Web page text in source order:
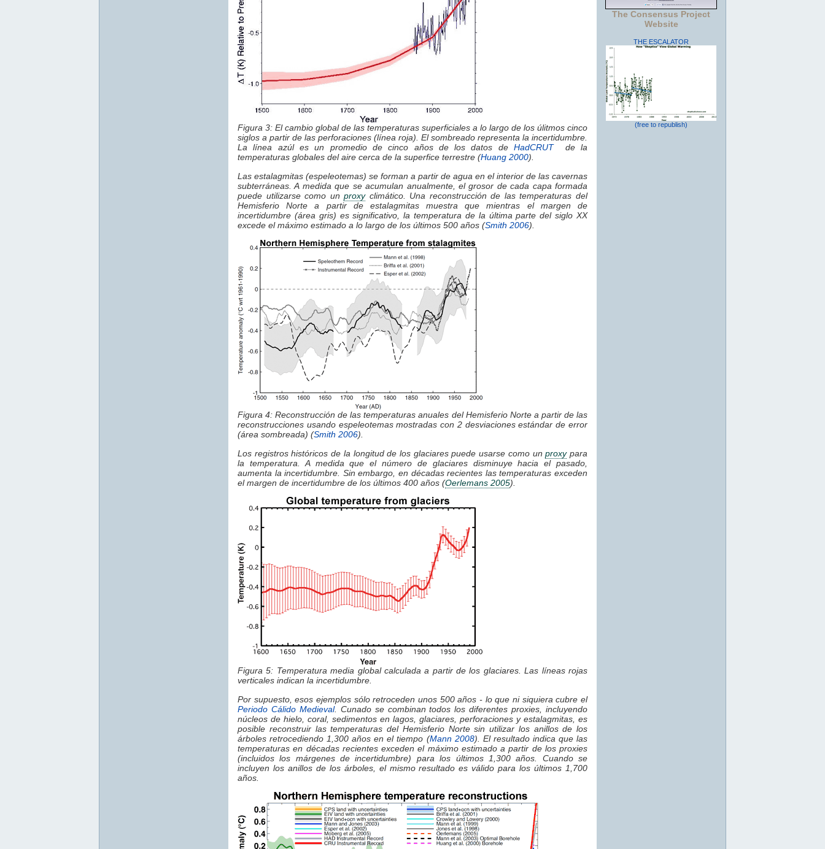
Figura 3: El cambio global de las temperaturas superficiales a lo largo de los úlitmos cinco
siglos a partir de las perforaciones (línea roja). El sombreado representa la incertidumbre.
La línea azúl es un promedio de cinco años de los datos deHadCRUTde la
temperaturas globales del aire cerca de la superfice terrestre (Huang 2000).
Las estalagmitas (espeleotemas) se forman a partir de agua en el interior de las cavernas
subterráneas. A medida que se acumulan anualmente, el grosor de cada capa formada
puede utilizarse como unproxyclimático. Una reconstrucción de las temperaturas del
Hemisferio Norte a partir de estalagmitas muestra que mientras el margen de
incertidumbre (área gris) es significativo, la temperatura de la última parte del siglo XX
excede el máximo estimado a lo largo de los últimos 500 años (Smith 2006).
Figura 4: Reconstrucción de las temperaturas anuales del Hemisferio Norte a partir de las
reconstrucciones usando espeleotemas mostradas con 2 desviaciones estándar de error
(área sombreada) (Smith 2006).
Los registros históricos de la longitud de los glaciares puede usarse como unproxypara
la temperatura. A medida que el número de glaciares disminuye hacia el pasado,
aumenta la incertidumbre. Sin embargo, en décadas recientes las temperaturas exceden
el margen de incertidumbre de los últimos 400 años (Oerlemans 2005).
Figura 5: Temperatura media global calculada a partir de los glaciares. Las líneas rojas
verticales indican la incertidumbre.
Por supuesto, esos ejemplos sólo retroceden unos 500 años - lo que ni siquiera cubre el
Periodo Cálido Medieval. Cunado se combinan todos los diferentes proxies, incluyendo
núcleos de hielo, coral, sedimentos en lagos, glaciares, perforaciones y estalagmitas, es
posible reconstruir las temperaturas del Hemisferio Norte sin utilizar los anillos de los
árboles retrocediendo 1,300 años en el tiempo (Mann 2008). El resultado indica que las
temperaturas en décadas recientes exceden el máximo estimado a partir de los proxies
(incluidos los márgenes de incertidumbre) para los últimos 1,300 años. Cuando se
incluyen los anillos de los árboles, el mismo resultado es válido para los últimos 1,700
años.
The Consensus Project
Website
THE ESCALATOR
(free to republish)